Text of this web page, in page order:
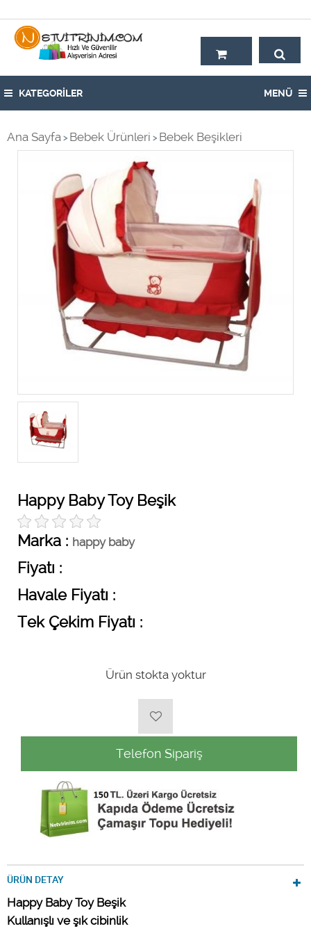
KATEGORİLER MENÜ
Ana Sayfa > Bebek Ürünleri > Bebek Beşikleri
Happy Baby Toy Beşik
Marka : happy baby
Fiyatı :
Havale Fiyatı :
Tek Çekim Fiyatı :
Ürün stokta yoktur
Telefon Sipariş
ÜRÜN DETAY
Happy Baby Toy Beşik
Kullanışlı ve şık cibinlik